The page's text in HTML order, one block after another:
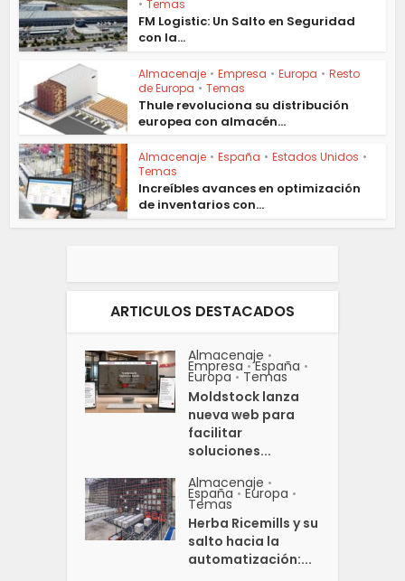
• Temas
FM Logistic: Un Salto en Seguridad
con la...
Almacenaje • Empresa • Europa • Resto
de Europa • Temas
Thule revoluciona su distribución
europea con almacén...
Almacenaje • España • Estados Unidos •
Temas
Increíbles avances en optimización
de inventarios con...
ARTICULOS DESTACADOS
Almacenaje •
Empresa • España •
Europa • Temas
Moldstock lanza
nueva web para
facilitar
soluciones...
Almacenaje •
España • Europa •
Temas
Herba Ricemills y su
salto hacia la
automatización:...